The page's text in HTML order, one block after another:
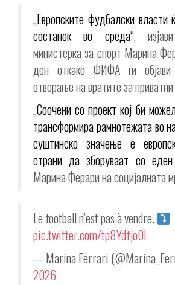
„Европските фудбалски
состанок во среда“,
министерка за спорт Марина
ден откако ФИФА ги објави
отворање на вратите за
„Соочени со проект кој би
трансформира рамнотежата во
суштинско значење е
страни да зборуваат со еден
Марина Ферари на социјалната
Le football n’est pas à vendre.
pic.twitter.com/tp8Ydfjo0L
— Marina Ferrari
2026